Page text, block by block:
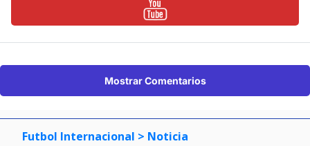
Mostrar Comentarios
Futbol Internacional > Noticia